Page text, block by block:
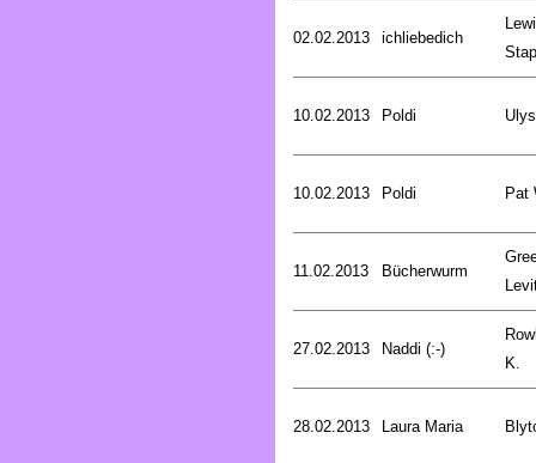
02.02.2013 ichliebedich
10.02.2013 Poldi
10.02.2013 Poldi Pat
11.02.2013 Bücherwurm
27.02.2013 Naddi (:-)
K.
28.02.2013 Laura Maria